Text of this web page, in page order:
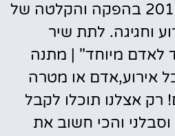
בישראל מאז שנת 2011 בהפקה והקלטה של
וחגיגה. לתת שיר
לאדם מיוחד" | מתנה
אירוע,אדם או מטרה
אצלנו תוכלו לקבל
והכי חשוב את